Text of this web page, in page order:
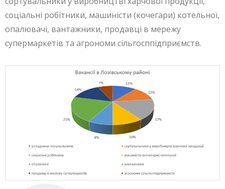
соціальні робітники, машиністи (кочегари) котельної,
опалювачі, вантажники, продавці в мережу
супермаркетів та агрономи сільгосппідприємств.